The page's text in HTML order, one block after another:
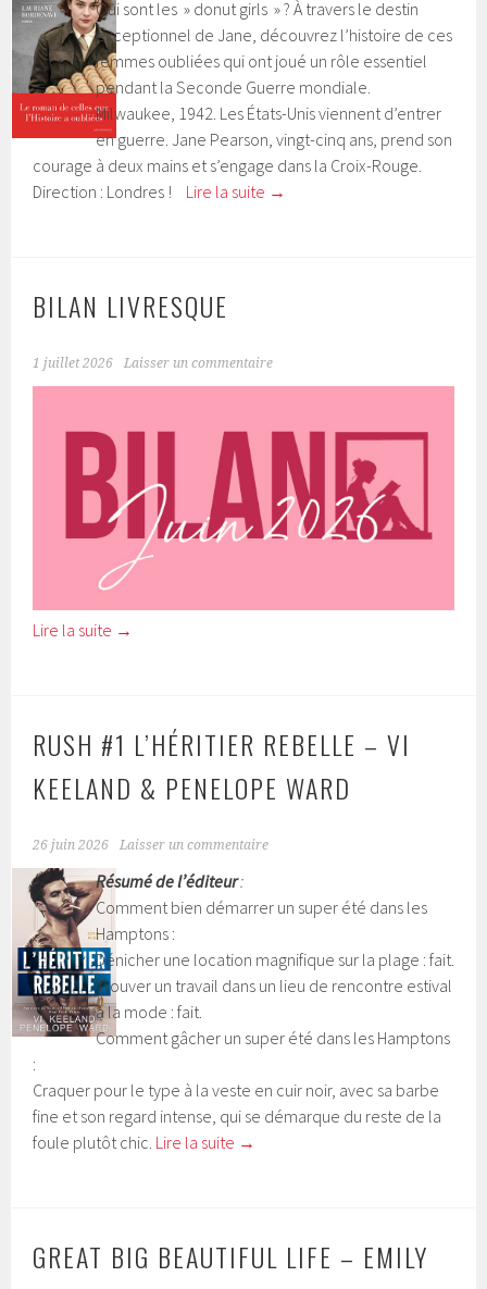
Qui sont les » donut girls » ? À travers le destin
exceptionnel de Jane, découvrez l’histoire de ces
femmes oubliées qui ont joué un rôle essentiel
pendant la Seconde Guerre mondiale.
Milwaukee, 1942. Les États-Unis viennent d’entrer
en guerre. Jane Pearson, vingt-cinq ans, prend son
courage à deux mains et s’engage dans la Croix-Rouge.
Direction : Londres ! Lire la suite →
BILAN LIVRESQUE
1 juillet 2026 Laisser un commentaire
Lire la suite →
RUSH #1 L’HÉRITIER REBELLE – VI
KEELAND & PENELOPE WARD
26 juin 2026 Laisser un commentaire
Résumé de l’éditeur:
Comment bien démarrer un super été dans les
Hamptons :
Dénicher une location magnifique sur la plage : fait.
Trouver un travail dans un lieu de rencontre estival
à la mode : fait.
Comment gâcher un super été dans les Hamptons
:
Craquer pour le type à la veste en cuir noir, avec sa barbe
fine et son regard intense, qui se démarque du reste de la
foule plutôt chic. Lire la suite →
GREAT BIG BEAUTIFUL LIFE – EMILY